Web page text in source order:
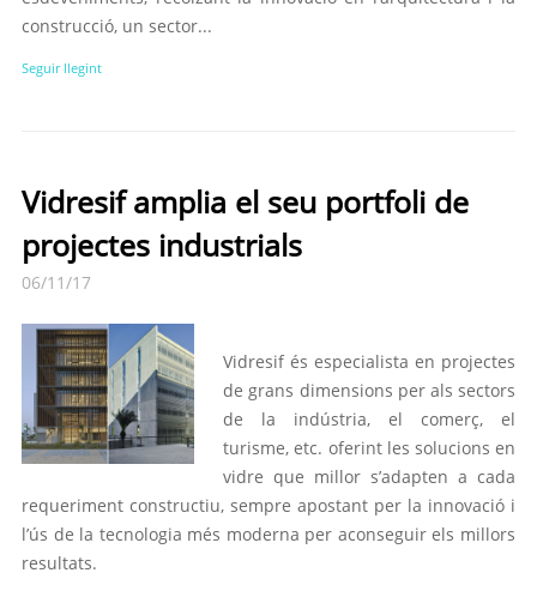
construcció, un sector...
Seguir llegint
Vidresif amplia el seu portfoli de
projectes industrials
06/11/17
Vidresif és especialista en projectes
de grans dimensions per als sectors
de la indústria, el comerç, el
turisme, etc. oferint les solucions en
vidre que millor s’adapten a cada
requeriment constructiu, sempre apostant per la innovació i
l’ús de la tecnologia més moderna per aconseguir els millors
resultats.